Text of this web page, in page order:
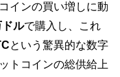
インの買い増しに動
ルで購入し、これ
という驚異的な数字
トコインの総供給上